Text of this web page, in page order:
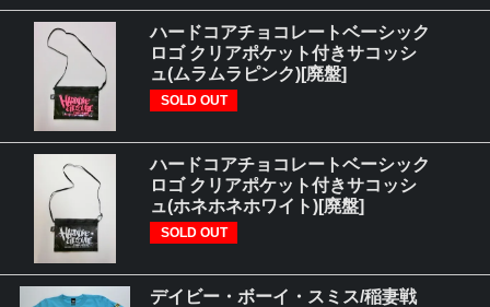
ハードコアチョコレートベーシック
ロゴ クリアポケット付きサコッシ
ュ(ムラムラピンク)[廃盤]
SOLD OUT
ハードコアチョコレートベーシック
ロゴ クリアポケット付きサコッシ
ュ(ホネホネホワイト)[廃盤]
SOLD OUT
デイビー・ボーイ・スミス/稲妻戦